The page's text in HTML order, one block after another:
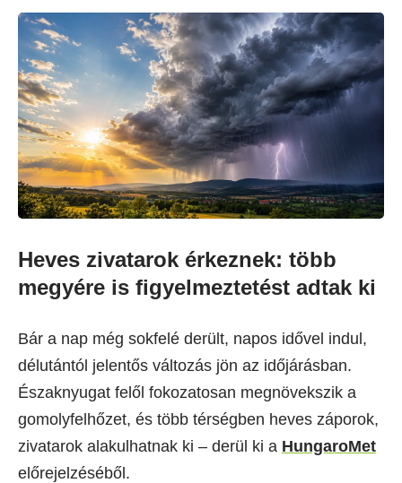
Heves zivatarok érkeznek: több
megyére is figyelmeztetést adtak ki
Bár a nap még sokfelé derült, napos idővel indul,
délutántól jelentős változás jön az időjárásban.
Északnyugat felől fokozatosan megnövekszik a
gomolyfelhőzet, és több térségben heves záporok,
zivatarok alakulhatnak ki – derül ki a HungaroMet
előrejelzéséből.